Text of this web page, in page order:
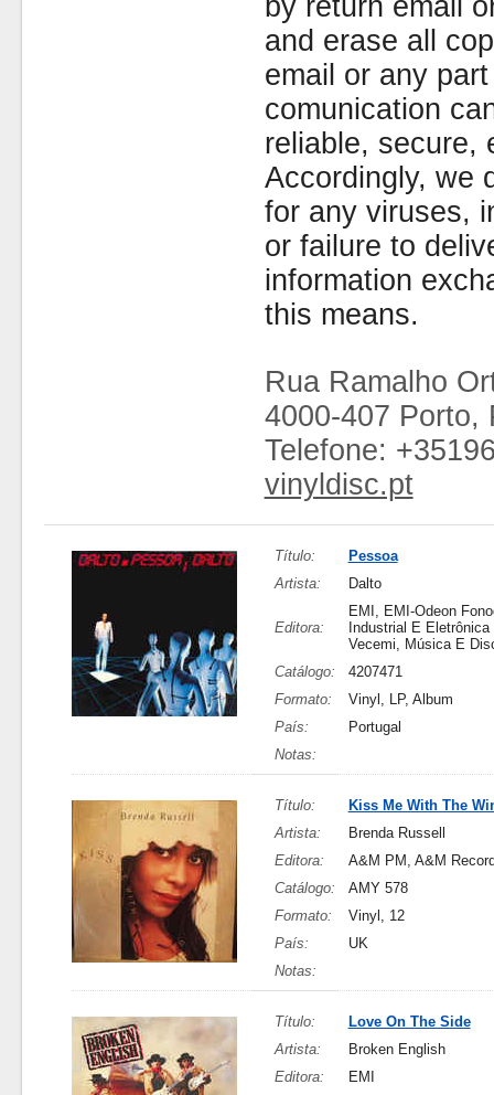
by return email
and erase all
email or any
comunication
reliable, secure,
Accordingly, we
for any viruses,
or failure to
information
this means.
Rua Ramalho
4000-407 Porto,
Telefone:
vinyldisc.pt
Título:
Pessoa
Artista:
Dalto
Editora:
EMI, EMI-Odeon
Industrial E Eletrônica
Vecemi, Música E
Catálogo:
4207471
Formato:
Vinyl, LP, Album
País:
Portugal
Notas:
Título:
Kiss Me With The
Artista:
Brenda Russell
Editora:
A&M PM, A&M
Catálogo:
AMY 578
Formato:
Vinyl, 12
País:
UK
Notas:
Título:
Love On The Side
Artista:
Broken English
Editora:
EMI